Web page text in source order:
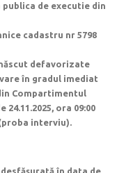
de executie din
cadastru nr 5798
defavorizate
în gradul imediat
Compartimentul
ora 09:00
(proba interviu).
în data de